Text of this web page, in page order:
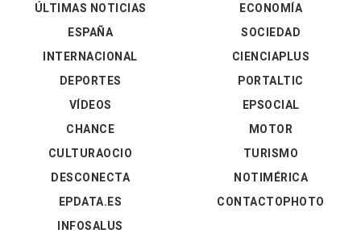
ÚLTIMAS NOTICIAS
ESPAÑA
INTERNACIONAL
DEPORTES
VÍDEOS
ECONOMÍA
SOCIEDAD
CIENCIAPLUS
PORTALTIC
EPSOCIAL
CHANCE
CULTURAOCIO
DESCONECTA
EPDATA.ES
INFOSALUS
MOTOR
TURISMO
NOTIMÉRICA
CONTACTOPHOTO